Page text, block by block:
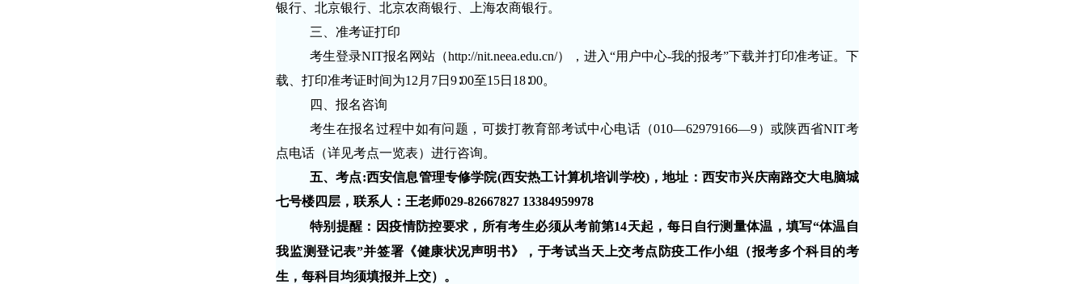
银行、北京银行、北京农商银行、上海农商银行。
三、准考证打印
考生登录NIT报名网站（http://nit.neea.edu.cn/），进入“用户中心-我的报考”下载并打印准考证。下
载、打印准考证时间为12月7日9∶00至15日18∶00。
四、报名咨询
考生在报名过程中如有问题，可拨打教育部考试中心电话（010—62979166—9）或陕西省NIT考
点电话（详见考点一览表）进行咨询。
五、考点:西安信息管理专修学院(西安热工计算机培训学校)，地址： 西安市兴庆南路交大电脑城
七号楼四层 ，联系人： 王老师029-82667827 13384959978
特别提醒：因疫情防控要求，所有考生必须从考前第14天起，每日自行测量体温，填写“体温自
我监测登记表”并签署《健康状况声明书》，于考试当天上交考点防疫工作小组（报考多个科目的考
生，每科目均须填报并上交）。